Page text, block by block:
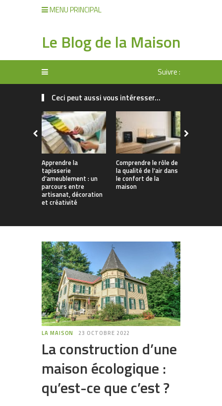
MENU PRINCIPAL
Le Blog de la Maison
Suivre :
Ceci peut aussi vous intéresser...
Apprendre la
tapisserie
d’ameublement : un
parcours entre
artisanat, décoration
et créativité
Comprendre le rôle de
la qualité de l’air dans
le confort de la
maison
LA MAISON 23 OCTOBRE 2022
La construction d’une
maison écologique :
qu’est-ce que c’est ?